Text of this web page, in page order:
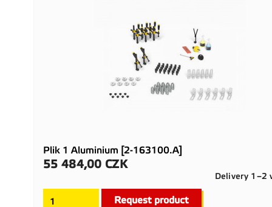
Plik 1 Aluminium [2-163100.A]
Cena
55 484,00 CZK
Delivery 1–2
Request product